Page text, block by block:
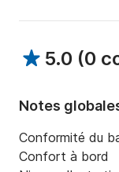
5.0 (0
Notes
Conformité du
Confort à bord